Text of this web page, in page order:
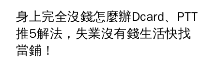
身上完全沒錢怎麼辦Dcard、PTT
推5解法，失業沒有錢生活快找
當鋪！